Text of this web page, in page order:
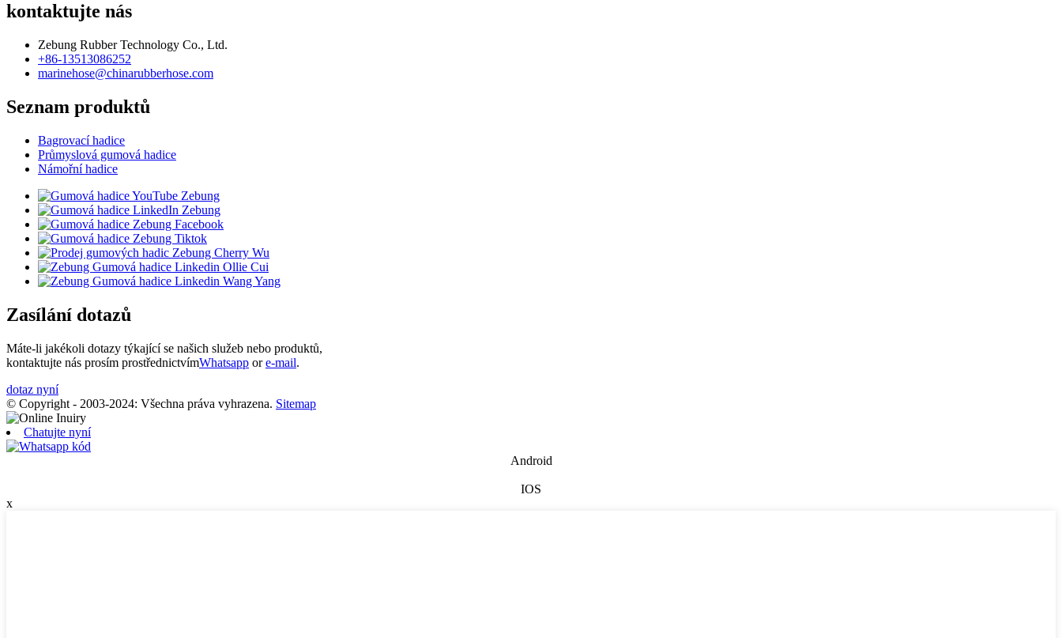
kontaktujte nás
Zebung Rubber Technology Co., Ltd.
+86-13513086252
marinehose@chinarubberhose.com
Seznam produktů
Bagrovací hadice
Průmyslová gumová hadice
Námořní hadice
Zasílání dotazů
Máte-li jakékoli dotazy týkající se našich služeb nebo produktů,
kontaktujte nás prosím prostřednictvímWhatsapp ore-mail.
dotaz nyní
© Copyright - 2003-2024: Všechna práva vyhrazena. Sitemap
Chatujte nyní
Android
IOS
x